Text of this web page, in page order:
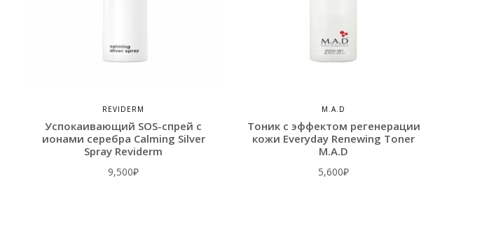
REVIDERM
Успокаивающий SOS-спрей с
ионами серебра Calming Silver
Spray Reviderm
9,500₽
M.A.D
Тоник с эффектом регенерации
кожи Everyday Renewing Toner
M.A.D
5,600₽